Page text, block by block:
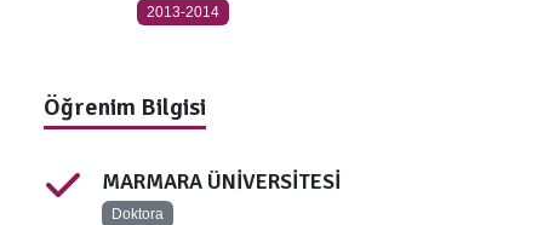
2013-2014
Öğrenim Bilgisi
MARMARA ÜNİVERSİTESİ
Doktora